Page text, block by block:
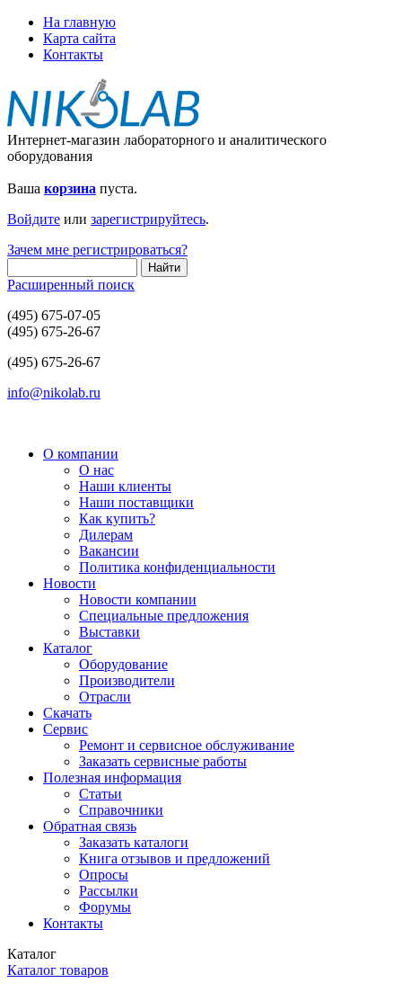
На главную
Карта сайта
Контакты
Интернет-магазин лабораторного и аналитического
оборудования
Ваша корзина пуста.
Войдите или зарегистрируйтесь.
Зачем мне регистрироваться?
Расширенный поиск
(495) 675-07-05
(495) 675-26-67
(495) 675-26-67
info@nikolab.ru
О компании
О нас
Наши клиенты
Наши поставщики
Как купить?
Дилерам
Вакансии
Политика конфиденциальности
Новости
Новости компании
Специальные предложения
Выставки
Каталог
Оборудование
Производители
Отрасли
Скачать
Сервис
Ремонт и сервисное обслуживание
Заказать сервисные работы
Полезная информация
Статьи
Справочники
Обратная связь
Заказать каталоги
Книга отзывов и предложений
Опросы
Рассылки
Форумы
Контакты
Каталог
Каталог товаров